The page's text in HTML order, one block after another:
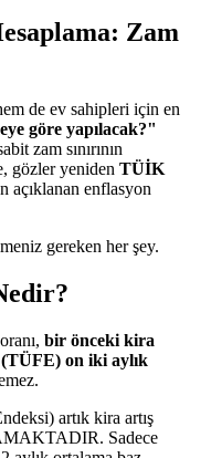
Zam
de ev sahipleri için en
göre yapılacak?"
zam sınırının
gözler yeniden TÜİK
açıklanan enflasyon
gereken her şey.
bir önceki kira
on iki aylık
artık kira artış
Sadece